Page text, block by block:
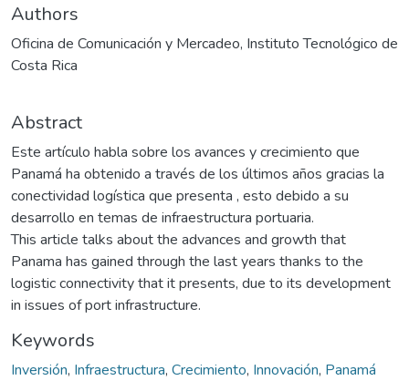
Authors
Oficina de Comunicación y Mercadeo, Instituto Tecnológico de
Costa Rica
Abstract
Este artículo habla sobre los avances y crecimiento que
Panamá ha obtenido a través de los últimos años gracias la
conectividad logística que presenta , esto debido a su
desarrollo en temas de infraestructura portuaria.
This article talks about the advances and growth that
Panama has gained through the last years thanks to the
logistic connectivity that it presents, due to its development
in issues of port infrastructure.
Keywords
Inversión, Infraestructura, Crecimiento, Innovación, Panamá